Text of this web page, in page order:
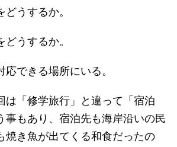
うするか。
うするか。
できる場所にいる。
は「修学旅行」と違って「宿泊
事もあり、宿泊先も海岸沿いの民
焼き魚が出てくる和食だったの